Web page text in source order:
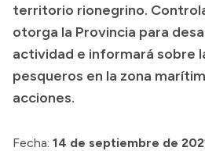
Transparencia
Presupuesto
Boletín Oficial
territorio rionegrino.
otorga la Provincia para
actividad e informará sobre
pesqueros en la zona
acciones.
Fecha: 14 de septiembre de